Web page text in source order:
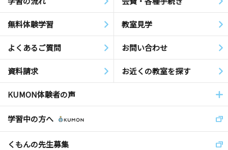
無料体験学習 教室見学
よくあるご質問 お問い合わせ
資料請求 お近くの教室を探す
KUMON体験者の声
学習中の方へ
くもんの先生募集